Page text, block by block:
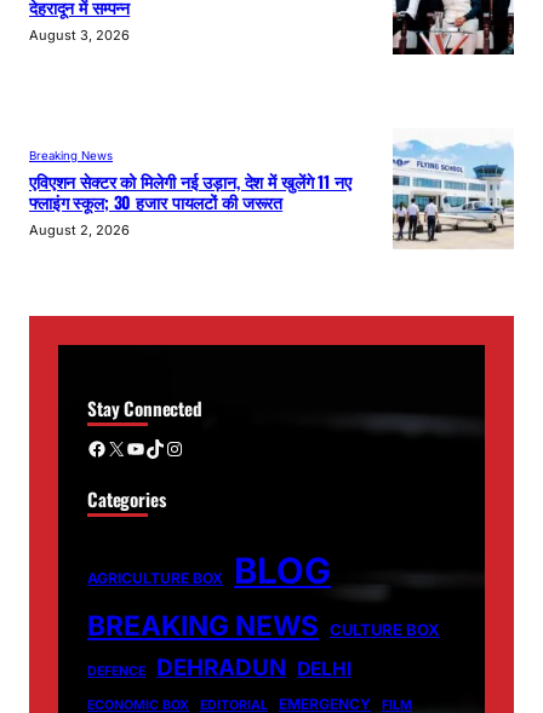
देहरादून में सम्पन्न
August 3, 2026
Breaking News
एविएशन सेक्टर को मिलेगी नई उड़ान, देश में खुलेंगे 11 नए
फ्लाइंग स्कूल; 30 हजार पायलटों की जरूरत
August 2, 2026
Stay Connected
Facebook X YouTube TikTok Instagram
Categories
AGRICULTURE BOX BLOG
BREAKING NEWS CULTURE BOX
DEFENCE DEHRADUN DELHI
ECONOMIC BOX EDITORIAL EMERGENCY FILM